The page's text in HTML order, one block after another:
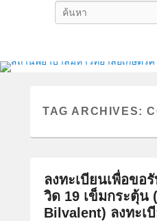
TAG ARCHIVES:
ลงทะเบียนเพื่อขอ
วิด 19 เข็มกระตุ้น
Bilvalent) ลงทะเ